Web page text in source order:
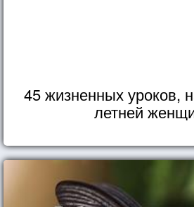
45 жизненных уроков,
летней